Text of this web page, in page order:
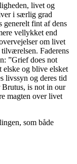
livet og
i særlig grad
generelt fint af dens
vellykket end
om livet
Faderens
”Grief does not
elske og blive elsket
livssyn og deres tid
Brutus, is not in our
magten over livet
som både